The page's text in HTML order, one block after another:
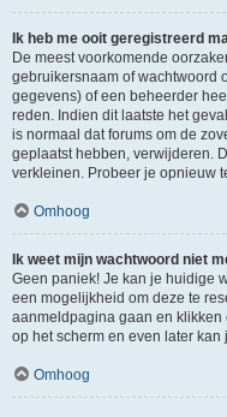
Ik heb me ooit geregistreerd
De meest voorkomende
gebruikersnaam of wachtwoord
gegevens) of een beheerder
reden. Indien dit laatste het
is normaal dat forums om de
geplaatst hebben, verwijderen.
verkleinen. Probeer je opnieuw
Omhoog
Ik weet mijn wachtwoord niet
Geen paniek! Je kan je huidige
een mogelijkheid om deze te
aanmeldpagina gaan en klikken
op het scherm en even later
Omhoog